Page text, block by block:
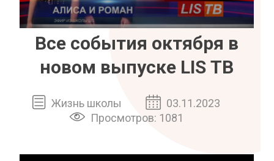
Все события октября в
новом выпуске LIS ТВ
Жизнь школы
03.11.2023
Просмотров: 1081